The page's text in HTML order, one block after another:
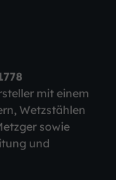
mit einem
Wetzstählen
sowie
und